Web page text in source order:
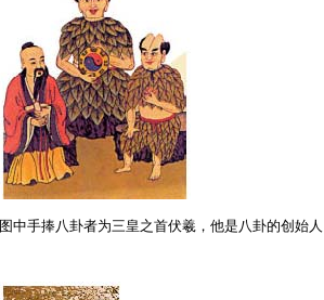
图中手捧八卦者为三皇之首伏羲，他是八卦的创始